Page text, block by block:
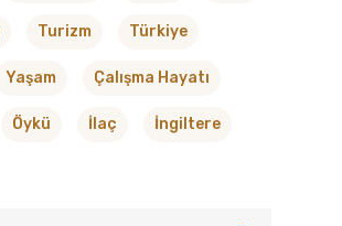
Turizm Türkiye
Yaşam Çalışma Hayatı
Öykü İlaç İngiltere